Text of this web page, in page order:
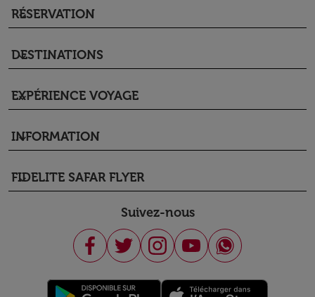
RÉSERVATION
keyboard_arrow_down
DESTINATIONS
keyboard_arrow_down
EXPÉRIENCE VOYAGE
keyboard_arrow_down
INFORMATION
keyboard_arrow_down
FIDELITE SAFAR FLYER
keyboard_arrow_down
Suivez-nous